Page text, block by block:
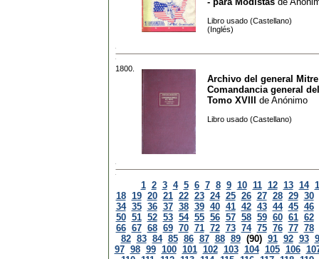
Libro usado (Castellano)
(Inglés)
1800.
Archivo del general
Comandancia general
Tomo XVIII
de Anónimo
Libro usado (Castellano)
1 2 3 4 5 6 7 8 9 10 11 12 13 14
18 19 20 21 22 23 24 25 26 27 28 29 30
34 35 36 37 38 39 40 41 42 43 44 45 46
50 51 52 53 54 55 56 57 58 59 60 61 62
66 67 68 69 70 71 72 73 74 75 76 77 78
82 83 84 85 86 87 88 89 (90) 91 92 93
97 98 99 100 101 102 103 104 105 106